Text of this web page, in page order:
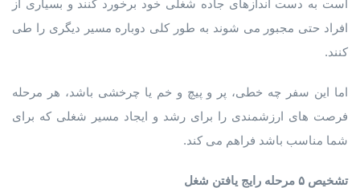
است به دست اندازهای جاده شغلی خود برخورد کنند و بسیاری از
افراد حتی مجبور می شوند به طور کلی دوباره مسیر دیگری را طی
کنند.
اما این سفر چه خطی، پر و پیچ و خم یا چرخشی باشد، هر مرحله
فرصت های ارزشمندی را برای رشد و ایجاد مسیر شغلی که برای
شما مناسب باشد فراهم می کند.
تشخیص ۵ مرحله رایج یافتن شغل